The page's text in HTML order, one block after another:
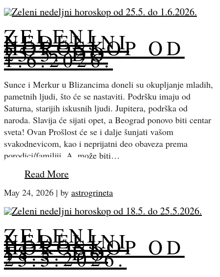
ZELENI
NEDELJNI
HOROSKOP OD
25.5. DO
1.6.2026.
Sunce i Merkur u Blizancima doneli su okupljanje mladih,
pametnih ljudi, što će se nastaviti. Podršku imaju od
Saturna, starijih iskusnih ljudi. Jupitera, podrška od
naroda. Slavija će sijati opet, a Beograd ponovo biti centar
sveta! Ovan Prošlost će se i dalje šunjati vašom
svakodnevicom, kao i neprijatni deo obaveza prema
porodici/familiji. A, može biti…
Read More
May 24, 2026 | by astrogrineta
ZELENI
NEDELJNI
HOROSKOP OD
18.5. DO
25.5.2026.